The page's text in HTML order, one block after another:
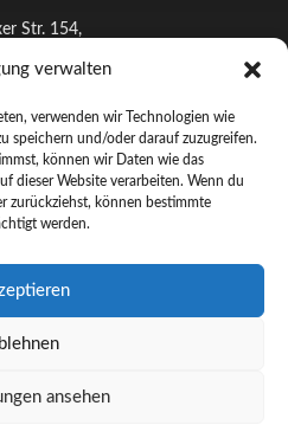
verwalten
verwenden wir Technologien wie
speichern und/oder darauf zuzugreifen.
können wir Daten wie das
dieser Website verarbeiten. Wenn du
zurückziehst, können bestimmte
werden.
ansehen
Str. 154,